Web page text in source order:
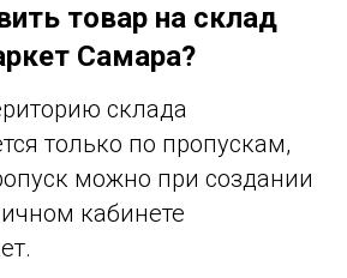
товар на склад
Самара?
склада
только по пропускам,
можно при создании
кабинете